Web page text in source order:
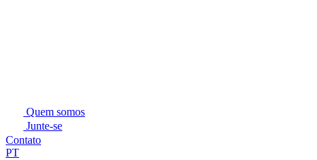
Quem somos
Junte-se
Contato
PT